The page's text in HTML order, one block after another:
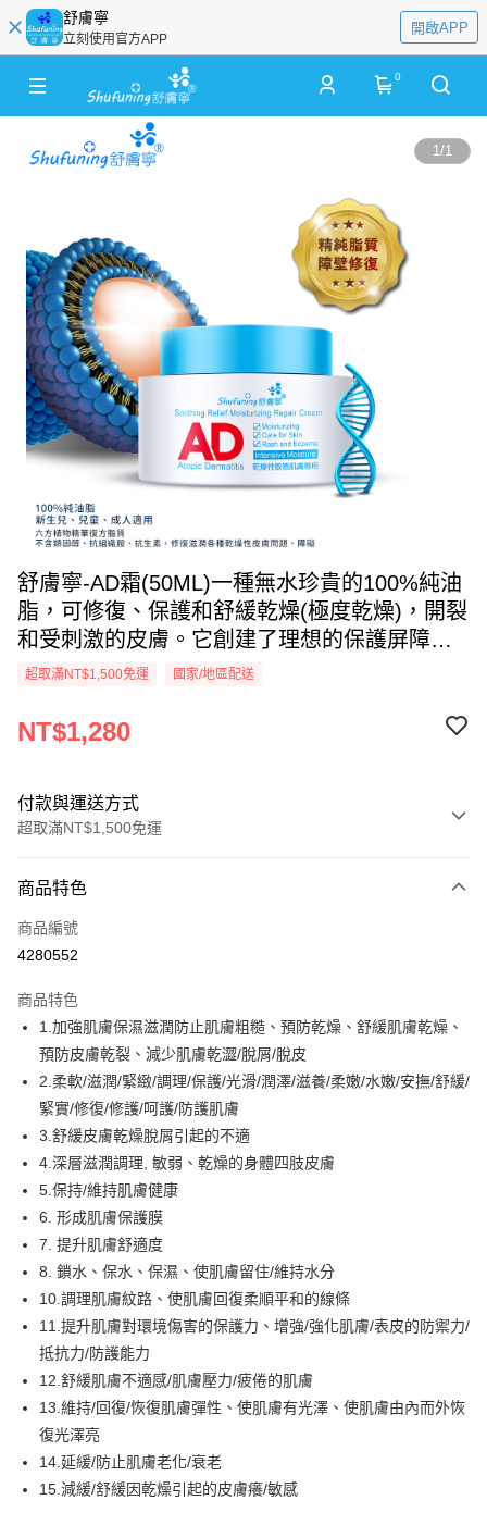
舒膚寧
立刻使用官方APP
開啟APP
0
1/1
舒膚寧-AD霜(50ML)一種無水珍貴的100%純油
脂，可修復、保護和舒緩乾燥(極度乾燥)，開裂
和受刺激的皮膚。它創建了理想的保護屏障，
完美保濕舒緩及補充乾燥敏弱肌膚所流失的脂
超取滿NT$1,500免運 國家/地區配送
NT$1,280
付款與運送方式
超取滿NT$1,500免運
信用卡一次付款
信用卡分期付款
合作金庫商業銀行
華南商業銀行
彰化商業銀行
上海商業儲蓄銀行
台北富邦商業銀行
國泰世華商業銀行
兆豐國際商業銀行
臺灣中小企業銀行
匯豐（台灣）商業銀行
聯邦商業銀行
元大商業銀行
永豐商業銀行
玉山商業銀行
台新國際商業銀行
台灣樂天信用卡公司
超商取貨付款
LINE Pay
Apple Pay
街口支付
Google Pay
大哥付你分期
相關說明
【大哥付你分期使用說明】
1.本服務由台灣大哥大提供，台灣大哥大用戶可立即使用無須另外申請。
2.付款方式選擇「大哥付你分期」，訂單成立後會自動跳轉到大哥付的交易
流程，驗證手機門號後，選擇欲分期的期數、繳款截止日，確認付款後即完
成交易。
4.訂單成立30分鐘內，如未前往確認交易或遇審核未通過，訂單將自動取
消。如遇「轉專審核」未通過狀況，表示未達大哥付你分期系統評分，恕無
AFTEE先享後付
相關說明
【關於「AFTEE先享後付」】
AFTEE先享後付是「在收到商品之後才付款」的支付方式。 讓您購物簡單
便利好安心！
２．便利：只要手機號碼，簡訊認證，即可結帳。
ATM付款
運送方式
商品特色
商品編號
4280552
商品特色
1.加強肌膚保濕滋潤防止肌膚粗糙、預防乾燥、舒緩肌膚乾燥、
預防皮膚乾裂、減少肌膚乾澀/脫屑/脫皮
2.柔軟/滋潤/緊緻/調理/保護/光滑/潤澤/滋養/柔嫩/水嫩/安撫/舒緩/
緊實/修復/修護/呵護/防護肌膚
3.舒緩皮膚乾燥脫屑引起的不適
4.深層滋潤調理, 敏弱、乾燥的身體四肢皮膚
5.保持/維持肌膚健康
6. 形成肌膚保護膜
7. 提升肌膚舒適度
8. 鎖水、保水、保濕、使肌膚留住/維持水分
10.調理肌膚紋路、使肌膚回復柔順平和的線條
11.提升肌膚對環境傷害的保護力、增強/強化肌膚/表皮的防禦力/
抵抗力/防護能力
12.舒緩肌膚不適感/肌膚壓力/疲倦的肌膚
13.維持/回復/恢復肌膚彈性、使肌膚有光澤、使肌膚由內而外恢
復光澤亮
14.延緩/防止肌膚老化/衰老
15.減緩/舒緩因乾燥引起的皮膚癢/敏感